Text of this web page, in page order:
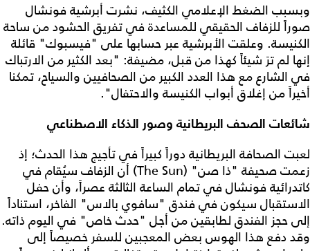
وبسبب الضغط الإعلامي الكثيف، نشرت أبرشية فونشال
صوراً للزفاف الحقيقي للمساعدة في تفريق الحشود من ساحة
الكنيسة. وعلقت الأبرشية عبر حسابها على "فيسبوك" قائلة
إنها لم ترَ شيئاً كهذا من قبل، مضيفة: "بعد الكثير من الارتباك
في الشارع مع هذا العدد الكبير من الصحافيين والسياح، تمكنا
أخيراً من إغلاق أبواب الكنيسة والاحتفال".
شائعات الصحف البريطانية وصور الذكاء الاصطناعي
لعبت الصحافة البريطانية دوراً كبيراً في تأجيج هذا الحدث؛ إذ
زعمت صحيفة "ذا صن" (The Sun) أن الزفاف سيُقام في
كاتدرائية فونشال في تمام الساعة الثالثة عصراً، وأن حفل
الاستقبال سيكون في فندق "سافوي بالاس" الفاخر، استناداً
إلى حجز الفندق لطابقين من أجل "حدث خاص" في اليوم ذاته.
وقد دفع هذا الهوس بعض المعجبين للسفر خصيصاً إلى